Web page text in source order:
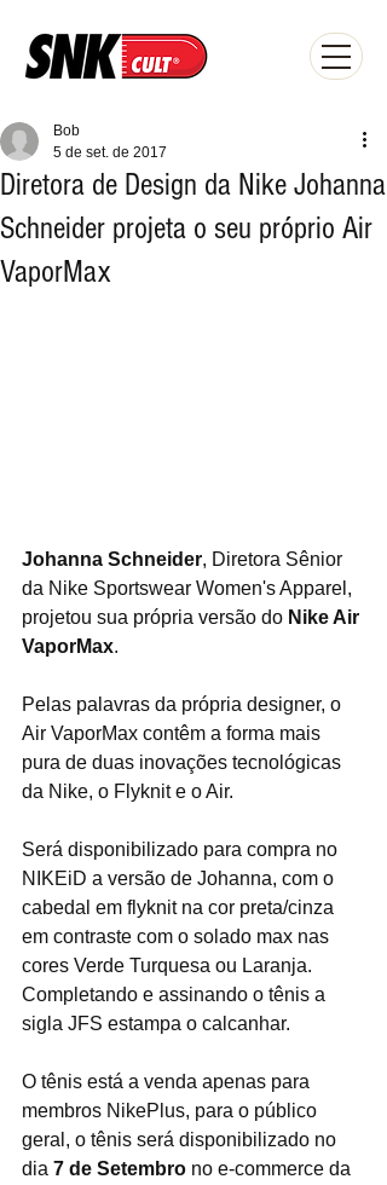
Diretora de Design da Nike Johanna
Schneider projeta o seu próprio Air
VaporMax
Bob
5 de set. de 2017
Johanna Schneider, Diretora Sênior
da Nike Sportswear Women's Apparel,
projetou sua própria versão do Nike Air
VaporMax.
Pelas palavras da própria designer, o
Air VaporMax contêm a forma mais
pura de duas inovações tecnológicas
da Nike, o Flyknit e o Air.
Será disponibilizado para compra no
NIKEiD a versão de Johanna, com o
cabedal em flyknit na cor preta/cinza
em contraste com o solado max nas
cores Verde Turquesa ou Laranja.
Completando e assinando o tênis a
sigla JFS estampa o calcanhar.
O tênis está a venda apenas para
membros NikePlus, para o público
geral, o tênis será disponibilizado no
dia 7 de Setembro no e-commerce da